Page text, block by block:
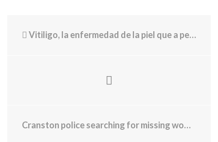
Vitiligo, la enfermedad de la piel que a pesar de ser común es muy poco conocida
Cranston police searching for missing woman